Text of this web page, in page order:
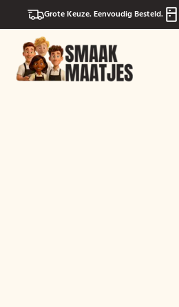
Grote Keuze. Eenvoudig Besteld.